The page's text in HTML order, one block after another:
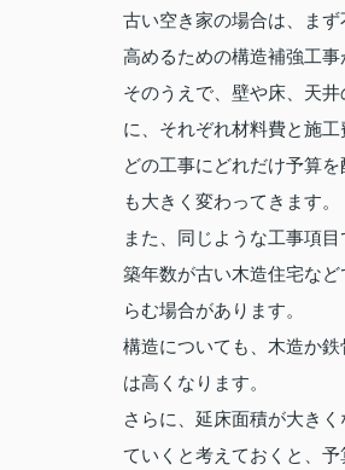
古い空き家の場合は、ま
高めるための構造補強工事
そのうえで、壁や床、天
に、それぞれ材料費と施工
どの工事にどれだけ予算
も大きく変わってきます。
また、同じような工事項
築年数が古い木造住宅な
らむ場合があります。
構造についても、木造か
は高くなります。
さらに、延床面積が大き
ていくと考えておくと、予